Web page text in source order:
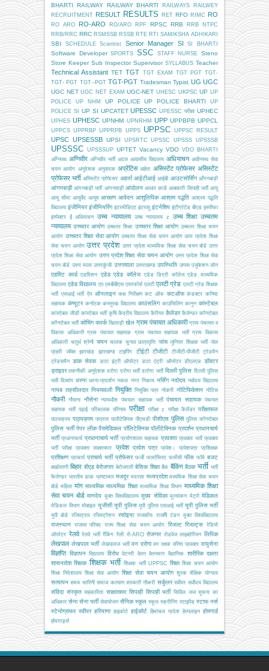
BHARTI
RAILWAY RAILWAY BHARTI RAILWAYS
RAILWEY
RECRUITMENT RESULT RESULTS RET RFO RIMC RO
RO ARO RO-ARO RO/ARO RPF RPSC RRB
RRB NTPC
RRB/RRC RRC RSMSSB RSSB RTE RTI SAMIKSHA ADHIKARI
SBI SCHEDULE Scientist Senior Manager SI SI BHARTI
Software Developer SPORTS SSC STAFF NURSE
Steno
Store Keeper Sub Inspector Supervisor SYLLABUS Teacher
Technical Assistant TET TGT TGT EXAM TGT PGT TGT-
TGT- PGT TGT--PGT TGT-PGT Tradesman Typist UG UGC
UGC NET UGC NET EXAM UGC-NET UHESC UKPSC UP UP
POLICE
UP NHM UP POLICE UP POLICE BHARTI
UP
POLICE SI
UP SI UPCATET UPESSC UPESSC परीक्षा UPHEC
UPHES UPHESC UPNHM UPNRHM UPP UPPBPB UPPCL
UPPCS UPPRBP UPPRPB UPPS UPPSC UPPSC RESULT
UPSC UPSESSB UPSI UPSRTC UPSSC UPSSS UPSSSB
UPSSSC UPSSSUP UPTET Vacancy VDO VDO BHARTI
अग्निपथ अग्निवीर अग्निवीर भर्ती अटल आवासीय विद्यालय अधियाचन अधीनस्थ सेवा
चयन आयोग अनुदेशक अनुवादक अप्रेंटिस अर्हता असिस्टेंट प्रोफेसर असिस्टेंट
प्रोफेसर भर्ती अस्सिटेंट प्रोफेसर अहर्ता आईटीआई आईबी आउटसोर्सिंग आँगनबाड़ी
आंगनबाड़ी आंगनबाड़ी भर्ती आंगनवाड़ी आंदोलन आधार कार्ड आबकारी सिपाही भर्ती आयु
आयु सीमा आयुर्वेद आयुष आरक्षण आवेदन आशुलिपिक आश्रम पद्धति आश्रम पद्धति
विद्यालय इंजीनियर इंजीनियरिंग इंटरमीडिएट इंटरव्यू इंटर्नशिप इंटीग्रेटेड बीएड इस्तीफा
इंस्पेक्टर ई अधियाचन उच्च न्यायालय उच्च न्यायालय z उच्च शिक्षा उच्चतम
न्यायालय उच्चतर आयोग उच्चतर शिक्षा उच्चतर शिक्षा आयोग उच्चतर शिक्षा चयन
आयोग उच्चतर शिक्षा सेवा आयोग उच्चतर शिक्षा सेवा चयन आयोग उतर प्रदेश शिक्षा
सेवा चयन आयोग उत्तर प्रदेश उत्तर प्रदेश माध्यमिक शिक्षा सेवा चयन बोर्ड उत्तर
प्रदेश शिक्षा सेवा आयोग उत्तर प्रदेश शिक्षा सेवा चयन आयोग उत्तर प्रदेश शिक्षा सेवा
चयन बोर्ड उत्तर माला उत्तरकुंजी उत्तरमाला उत्तराखण्ड उपस्थिति उप्पस एजूकेशन लोन
एडमिट कार्ड एडमिशन एडेड एडेड कॉलेज एडेड डिग्री कॉलेज एडेड माध्यमिक
विद्यालय एडेड विद्यालय एप एमबीबीएस एयरफोर्स एलटी एलटी ग्रेड एलटी ग्रेड शिक्षक
भर्ती एसआई भर्ती ऐप ऑनलाइन कक्ष निरीक्षण कट ऑफ कटऑफ कंडक्टर कनिष्ठ
सहायक कंप्यूटर कर्नाटक कस्तूरबा विद्यालय काउंसलिंग काउंसिलिंग कानून कांस्टेबल
कांस्टेबल जीडी कांस्टेबल भर्ती कृषि केंद्रीय विद्यालय कैरियर कैलेंडर कैलेण्डर कॉन्स्टेबल
कॉन्स्टेबल भर्ती कोचिंग क्लर्क खिलाड़ी खेल ग्राम पंचायत अधिकारी ग्राम पंचायत व
विकास अधिकारी ग्राम पंचायत सहायक ग्राम पंचायत सहायक भर्ती ग्राम विकास
अधिकारी चतुर्थ श्रेणी चयन चालक चुनाव छात्रवृत्ति जांच जूनियर शिक्षक भर्ती जेल
प्रहरी
जॉब्स झारखंड झारखण्ड टाइपिंग टीईटी टीजीटी टीजीटी-पीजीटी
ट्रेडमैन
ट्रेडसमैन डाक सेवक डाटा इंट्री ऑपरेटर डाटा एंट्री ऑपरेटर डीएलएड डॉक्टर
ड्राइवर तकनीकी अनुदेशक दरोगा दरोगा भर्ती दारोगा भर्ती दिल्ली पुलिस दिल्ली पुलिस
भर्ती दिव्यांग धरना धरना-प्रदर्शन नकल नगर निकाय नर्सिंग नवोदय नवोदय विद्यालय
नायब तहसीलदार नियमावली नियुक्ति नियुक्ति पत्र नोकरी नोटिफिकेशन नोटिस
नौकरी नौसना नौसेना न्यायधीश पंचयात सहायक भर्ती पंचायत सहायक पंचायत
सहायक भर्ती पढ़ाई परिचालक परिणाम परीक्षा परीक्षा z परीक्षा कैलेंडर परीक्षाफल
पाठयक्रम पाठ्यक्रम पात्रता पालीटेक्निक पीएचडी पीसीएस पुलिस पुलिस कॉन्स्टेबल
पुलिस भर्ती पेपर लीक पैरामेडिकल पॉलिटेक्निक पॉलीटेक्निक प्रदर्शन प्रधानचार्य
भर्ती प्रधानाचार्य प्रधानाचार्य भर्ती प्रयोगशाला सहायक प्रवक्ता प्रवक्ता भर्ती प्रवक्ता
भर्ती परीक्षा
प्रवक्ता साक्षात्कार प्रवेश प्रवेश पत्र प्रवेश। प्रवेशपत्र प्रशिक्षक
प्रशिक्षण प्राचार्य प्राचार्य भर्ती प्रोफेसर फर्जी फार्मासिस्ट फार्मेसी फीस फॉर्म बजट
बर्खास्तगी बिहार बीएड बेरोजगार बेरोजगारी बेसिक शिक्षा बैंक बैंकिंग बैठक भर्ती भर्ती
कैलेण्डर भारतीय डाक भ्रष्टाचार मजदूर मदरसा मध्यप्रदेश मध्यमिक शिक्षा सेवा चयन
बोर्ड महिला मांग माध्यमिक माध्यमिक शिक्षा माध्यमिक शिक्षा विभाग माध्यमिक शिक्षा
सेवा चयन बोर्ड मानदेय मुक्त विश्वविद्यालय मुख्य सेविका मूल्यांकन मेट्रो मेडिकल
मेडिकल विभाग मोबाइल यूजीसी यूपी पुलिस यूपी पुलिस एसआई भर्ती यूपी पुलिस भर्ती
यूपी बोर्ड रजिस्ट्रार रजिस्ट्रेशन रसोइया राजकीय राजर्षि टंडन मुक्त विश्वविद्यालय
राजस्थान राजस्व परिषद राज्य शिक्षा सेवा चयन आयोग रिजल्ट रिजल्ट्स
रेडियो
ऑपरेटर रेलवे रेलवे भर्ती रैंकिंग रैली रो-ARO रोजगार रोडवेज लाइब्रेरियन लिपिक
लेखपाल लेखपाल भर्ती लेखपालज भर्ती वन दरोगा वन रक्षक वरिष्ठ प्रवक्ता वायुसेना
विज्ञप्ति विज्ञापन विद्यालय विरोध वेटनरी वेतन वेतनमान वैज्ञानिक
शारीरिक दक्षता
शासनादेश शिक्षक शिक्षक भर्ती शिक्षक भर्ती UPPSC शिक्षा शिक्षा चयन आयोग
शिक्षा निदेशालय शिक्षा सेवा आयोग शिक्षा सेवा चयन आयोग शुल्क शैक्षिक योग्यता
सत्यापन समय सारिणी समाज कल्याण सरकारी नौकरी सर्कुलर सर्वेयर सर्वोदय विद्यालय
संविदा संस्कृत सहकारिता साक्षात्कार सिपाही सिपाही भर्ती सिविल जज सूचना का
अधिकार सेना सेना भर्ती सेवायोजन सैनिक स्कूल स्कूल स्क्रीनिंग स्टाइपेंड स्टाफ नर्स
स्टेनोग्राफर स्वीपर हरियाणा हाइकोर्ट हाईकोर्ट हिमांचल प्रदेश हेल्पलाइन होमगार्ड
होमगार्ड्स